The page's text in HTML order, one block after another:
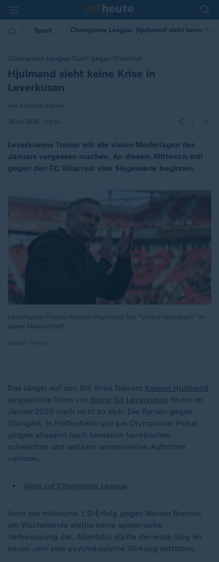
Sport Champions League: Hjulmand sieht keine
Champions‑League‑Duell gegen Villarreal
:Hjulmand sieht keine Krise in
Leverkusen
von Stephan Klemm
28.01.2026 | 01:55
Leverkusens Trainer will die vielen Niederlagen des
Januars vergessen machen. An diesem Mittwoch soll
gegen den FC Villarreal eine Siegesserie beginnen.
Leverkusen-Trainer Kasper Hjulmand hat "volles Vertrauen" in
seine Mannschaft.
Das längst auf den Stil ihres Trainers Kasper Hjulmand
eingestellte Team von Bayer 04 Leverkusen findet im
Januar 2026 noch nicht zu sich. Die Partien gegen
Stuttgart, in Hoffenheim und bei Olympiakos Piräus
gingen allesamt nach bisweilen hanebüchen
schwachen und seltsam uninspirierten Auftritten
verloren.
Alles zur Champions League
Auch der mühsame 1:0-Erfolg gegen Werder Bremen
am Wochenende stellte keine spielerische
Verbesserung dar. Allenfalls dürfte der erste Sieg im
neuen Jahr eine psychologische Wirkung entfalten.